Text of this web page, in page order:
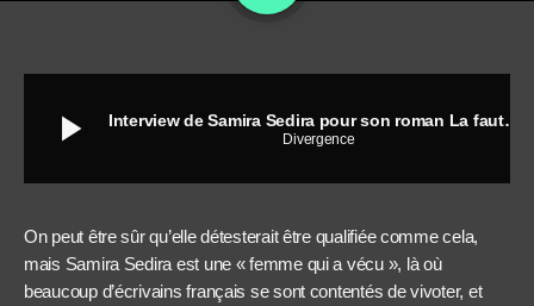
play_arrow Interview de Samira Sedira pour son roman La faute à Saddam""
Divergence
On peut être sûr qu’elle détesterait être qualifiée comme cela,
mais Samira Sedira est une « femme qui a vécu », là où
beaucoup d’écrivains français se sont contentés de vivoter, et